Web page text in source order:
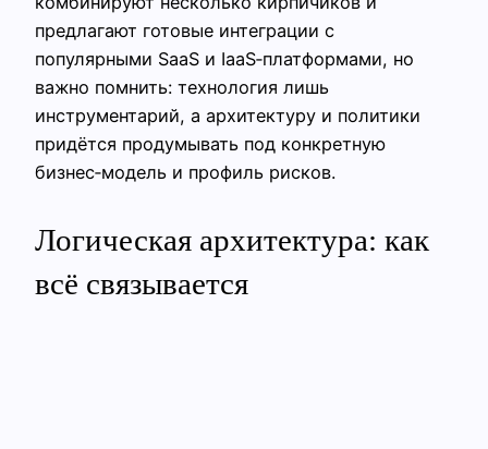
предлагают готовые интеграции с
популярными SaaS и IaaS‑платформами, но
важно помнить: технология лишь
инструментарий, а архитектуру и политики
придётся продумывать под конкретную
бизнес‑модель и профиль рисков.
Логическая архитектура: как
всё связывается